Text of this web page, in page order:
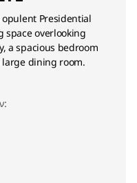
Presidential
space overlooking
a spacious bedroom
dining room.